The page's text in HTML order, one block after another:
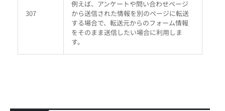
307
例えば、アンケートや問い合わせページ
から送信された情報を別のページに転送
する場合で、転送元からのフォーム情報
をそのまま送信したい場合に利用しま
す。